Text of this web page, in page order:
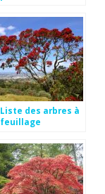
Liste des arbres à
feuillage